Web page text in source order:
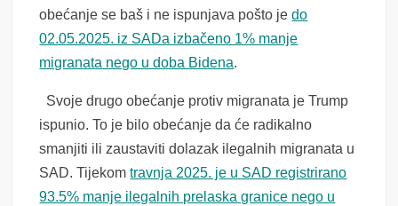
obećanje se baš i ne ispunjava pošto jedo
02.05.2025. iz SADa izbačeno 1% manje
migranata nego u doba Bidena.
Svoje drugo obećanje protiv migranata je Trump
ispunio. To je bilo obećanje da će radikalno
smanjiti ili zaustaviti dolazak ilegalnih migranata u
SAD. Tijekomtravnja 2025. je u SAD registrirano
93.5% manje ilegalnih prelaska granice nego u